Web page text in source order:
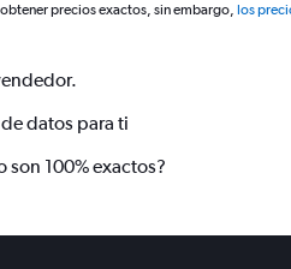
precios exactos, sin embargo, los
datos para ti
son 100% exactos?